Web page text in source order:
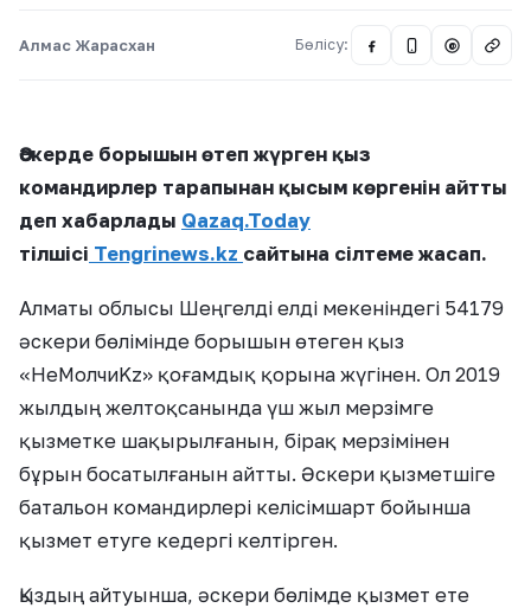
Алмас Жарасхан Бөлісу: @
Әскерде борышын өтеп жүрген қыз
командирлер тарапынан қысым көргенін айтты
деп хабарлады Qazaq.Today
тілшісі Tengrinews.kz сайтына сілтеме жасап.
Алматы облысы Шеңгелді елді мекеніндегі 54179
әскери бөлімінде борышын өтеген қыз
«НеМолчиKz» қоғамдық қорына жүгінен. Ол 2019
жылдың желтоқсанында үш жыл мерзімге
қызметке шақырылғанын, бірақ мерзімінен
бұрын босатылғанын айтты. Әскери қызметшіге
батальон командирлері келісімшарт бойынша
қызмет етуге кедергі келтірген.
Қыздың айтуынша, әскери бөлімде қызмет ете